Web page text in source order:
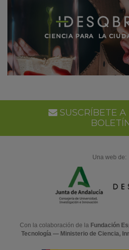
SUSCRÍBETE A
Una web de:
Con la colaboración de la Fundación
Tecnología — Ministerio de Ciencia,